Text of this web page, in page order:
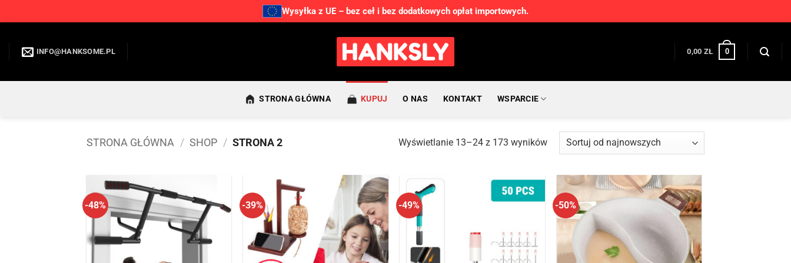
Wysyłka z UE – bez ceł i bez dodatkowych opłat importowych.
do
zawartości
INFO@HANKSOME.PL 0,00 ZŁ 0
STRONA GŁÓWNA KUPUJ O NAS KONTAKT WSPARCIE
STRONA GŁÓWNA / SHOP / STRONA 2 Wyświetlanie 13–24 z 173 wynikówPosortowane
według
-48% -39% -49% -50%